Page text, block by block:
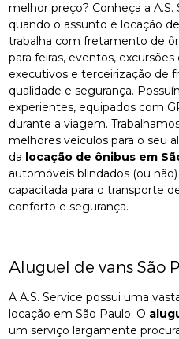
melhor preço? Conheça a
quando o assunto é locação
trabalha com fretamento de
para feiras, eventos,
executivos e terceirização de
qualidade e segurança.
experientes, equipados com
durante a viagem.
melhores veículos para o seu
da locação de ônibus em
automóveis blindados (ou
capacitada para o transporte
conforto e segurança.
Aluguel de vans São
A A.S. Service possui uma
locação em São Paulo. O
um serviço largamente